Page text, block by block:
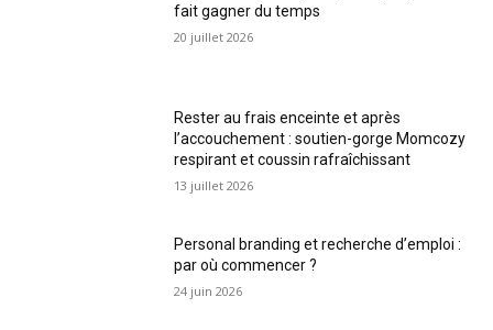
fait gagner du temps
20 juillet 2026
Rester au frais enceinte et après
l’accouchement : soutien-gorge Momcozy
respirant et coussin rafraîchissant
13 juillet 2026
Personal branding et recherche d’emploi :
par où commencer ?
24 juin 2026